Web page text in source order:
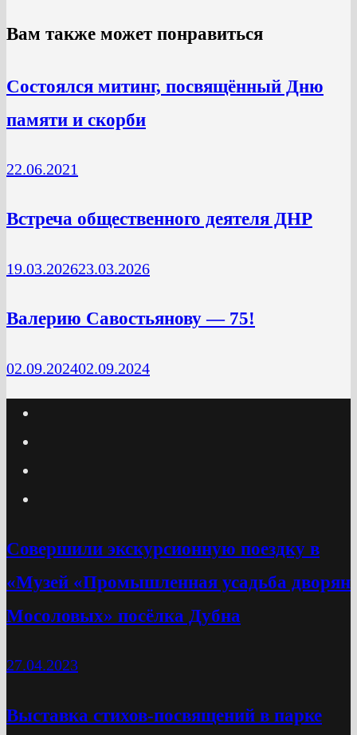
Вам также может понравиться
Cостоялся митинг, посвящённый Дню
памяти и скорби
22.06.2021
Встреча общественного деятеля ДНР
19.03.202623.03.2026
Валерию Савостьянову — 75!
02.09.202402.09.2024
Cовершили экскурсионную поездку в
«Музей «Промышленная усадьба дворян
Мосоловых» посёлка Дубна
27.04.2023
Выставка стихов-посвящений в парке